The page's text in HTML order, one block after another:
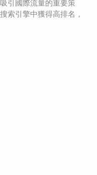
引國際流量的重要策
索引擎中獲得高排名，